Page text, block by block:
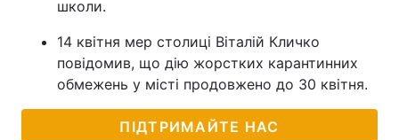
школи.
14 квітня мер столиці Віталій Кличко
повідомив, що дію жорстких карантинних
обмежень у місті продовжено до 30 квітня.
ПІДТРИМАЙТЕ НАС